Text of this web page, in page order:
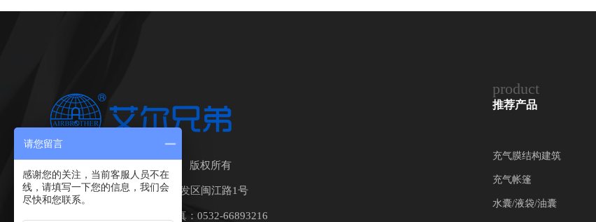
青岛艾尔兄弟科技有限公司 版权所有
地址：中国•青岛莱西经济开发区闽江路1号
座机：0532-88492720 传真：0532-66893216
product
推荐产品
充气膜结构建筑
充气帐篷
水囊/液袋/油囊
请您留言
感谢您的关注，当前客服人员不在
线，请填写一下您的信息，我们会
尽快和您联系。